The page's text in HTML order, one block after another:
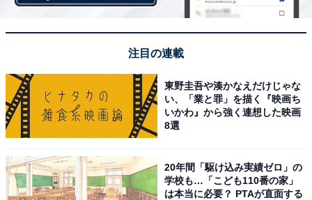
8位までのランキング結果を見る
注目の連載
東野圭吾や湊かなえだけじゃな
い、「業と罪」を描く『映画ち
いかわ』から強く連想した映画
8選
20年間「駆け込み実績ゼロ」の
学校も…「こども110番の家」
は本当に必要？ PTAが直面する